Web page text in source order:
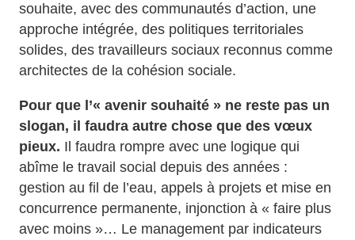
souhaite, avec des communautés d’action, une
approche intégrée, des politiques territoriales
solides, des travailleurs sociaux reconnus comme
architectes de la cohésion sociale.
Pour que l’« avenir souhaité » ne reste pas un
slogan, il faudra autre chose que des vœux
pieux. Il faudra rompre avec une logique qui
abîme le travail social depuis des années :
gestion au fil de l’eau, appels à projets et mise en
concurrence permanente, injonction à « faire plus
avec moins »… Le management par indicateurs